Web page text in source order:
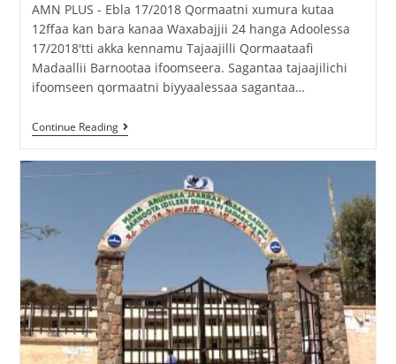
AMN PLUS - Ebla 17/2018 Qormaatni xumura kutaa
12ffaa kan bara kanaa Waxabajjii 24 hanga Adoolessa
17/2018'tti akka kennamu Tajaajilli Qormaataafi
Madaallii Barnootaa ifoomseera. Sagantaa tajaajilichi
ifoomseen qormaatni biyyaalessaa sagantaa…
Continue Reading